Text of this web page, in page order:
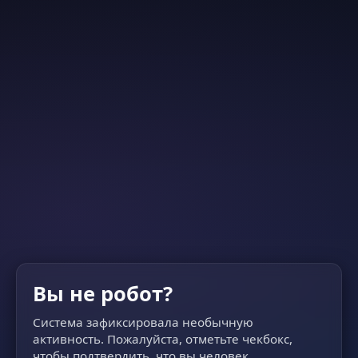
Вы не робот?
Система зафиксировала необычную
активность. Пожалуйста, отметьте чекбокс,